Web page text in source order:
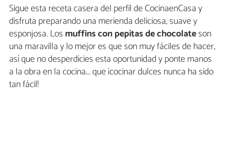
Sigue esta receta casera del perfil de CocinaenCasa y
disfruta preparando una merienda deliciosa, suave y
esponjosa. Los muffins con pepitas de chocolateson
una maravilla y lo mejor es que son muy fáciles de hacer,
así que no desperdicies esta oportunidad y ponte manos
a la obra en la cocina... que ¡cocinar dulces nunca ha sido
tan fácil!